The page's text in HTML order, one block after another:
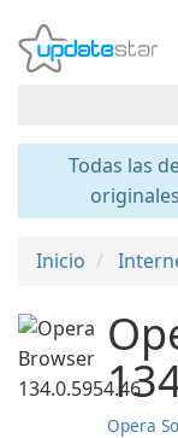
Todas las
Inicio
Opera